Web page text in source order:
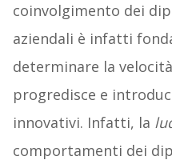
coinvolgimento dei
aziendali è infatti
determinare la
progredisce e
innovativi. Infatti, la
comportamenti dei